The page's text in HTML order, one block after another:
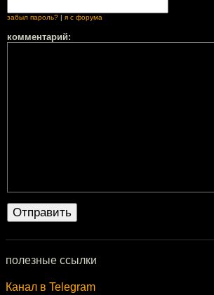
забыл пароль? | я с форума
комментарий:
полезные ссылки
Канал в Telegram